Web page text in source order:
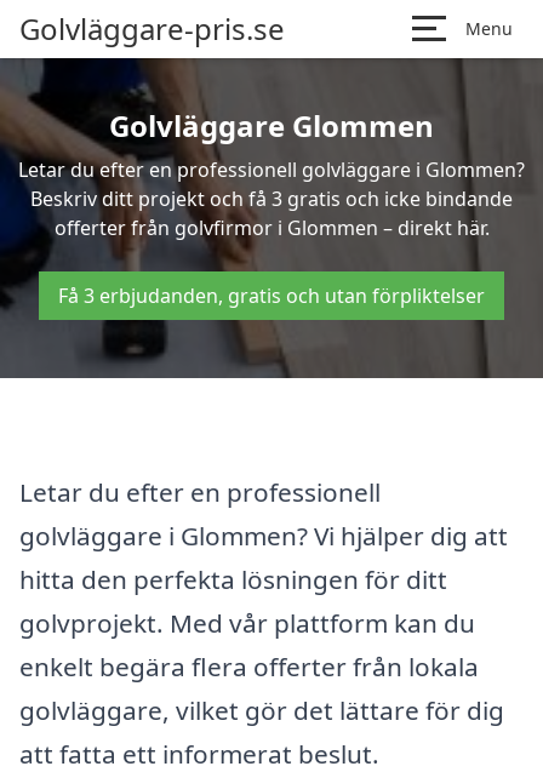
Golvläggare-pris.se Menu
Golvläggare Glommen
Letar du efter en professionell golvläggare i Glommen?
Beskriv ditt projekt och få 3 gratis och icke bindande
offerter från golvfirmor i Glommen – direkt här.
Få 3 erbjudanden, gratis och utan förpliktelser
Letar du efter en professionell
golvläggare i Glommen? Vi hjälper dig att
hitta den perfekta lösningen för ditt
golvprojekt. Med vår plattform kan du
enkelt begära flera offerter från lokala
golvläggare, vilket gör det lättare för dig
att fatta ett informerat beslut.